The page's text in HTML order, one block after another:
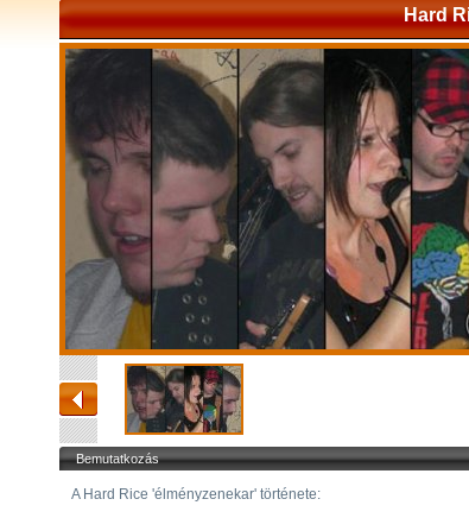
Hard
Bemutatkozás
A Hard Rice 'élményzenekar' története: